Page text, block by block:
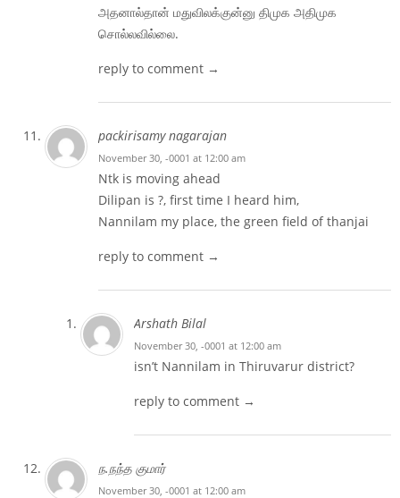
அதனால்தான் மதுவிலக்குன்னு திமுக அதிமுக
சொல்லவில்லை.
reply to comment →
packirisamy nagarajan
November 30, -0001 at 12:00 am
Ntk is moving ahead
Dilipan is ?, first time I heard him,
Nannilam my place, the green field of thanjai
reply to comment →
Arshath Bilal
November 30, -0001 at 12:00 am
isn’t Nannilam in Thiruvarur district?
reply to comment →
ந.நந்த குமார்
November 30, -0001 at 12:00 am